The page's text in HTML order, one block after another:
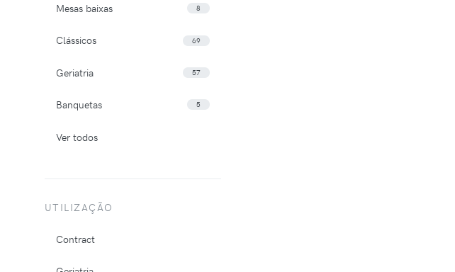
Mesas baixas 8
Clássicos 69
Geriatria 57
Banquetas 5
Ver todos
UTILIZAÇÃO
Contract